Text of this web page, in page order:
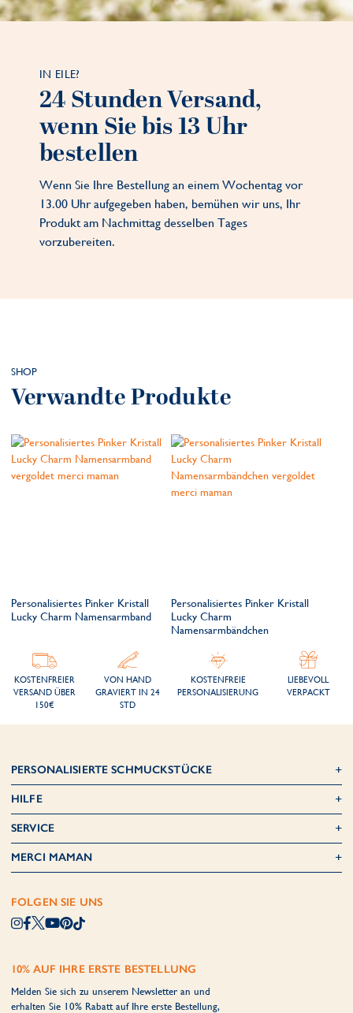
IN EILE?
24 Stunden Versand,
wenn Sie bis 13 Uhr
bestellen
Wenn Sie Ihre Bestellung an einem Wochentag vor
13.00 Uhr aufgegeben haben, bemühen wir uns, Ihr
Produkt am Nachmittag desselben Tages
vorzubereiten.
SHOP
Verwandte Produkte
Personalisiertes Pinker Kristall
Lucky Charm Namensarmband
Personalisiertes Pinker Kristall
Lucky Charm
Namensarmbändchen
KOSTENFREIER
VERSAND ÜBER
150€
VON HAND
GRAVIERT IN 24
STD
KOSTENFREIE
PERSONALISIERUNG
LIEBEVOLL
VERPACKT
PERSONALISIERTE SCHMUCKSTÜCKE
HILFE
SERVICE
MERCI MAMAN
FOLGEN SIE UNS
10% AUF IHRE ERSTE BESTELLUNG
Melden Sie sich zu unserem Newsletter an und
erhalten Sie 10% Rabatt auf Ihre erste Bestellung,